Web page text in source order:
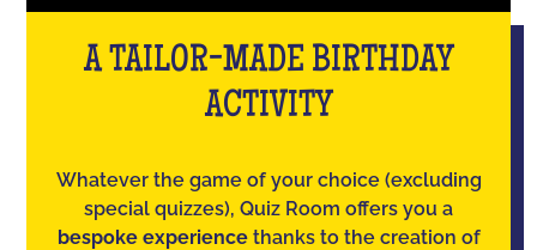
A TAILOR-MADE BIRTHDAY
ACTIVITY
Whatever the game of your choice (excluding
special quizzes), Quiz Room offers you a
bespoke experience thanks to the creation of